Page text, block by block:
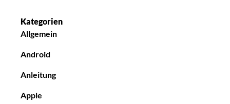
Kategorien
Allgemein
Android
Anleitung
Apple